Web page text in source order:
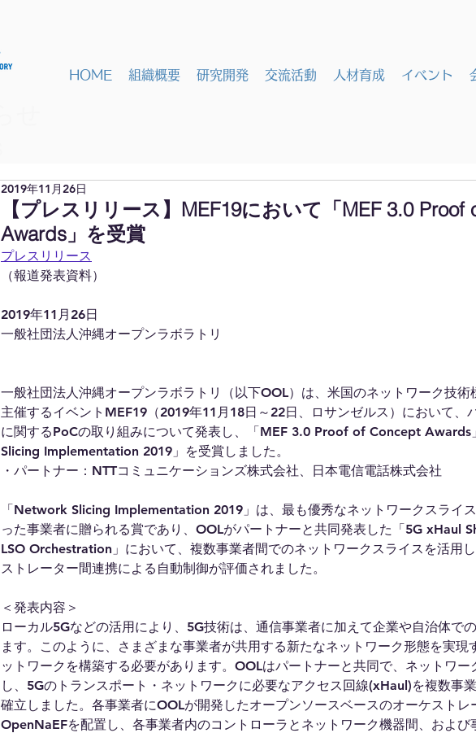
HOME 組織概要 研究開発 交流活動 人材育成 イベント
【プレスリリース】MEF19において「MEF 3.0 Proof
Awards」を受賞
2019年11月26日
プレスリリース
（報道発表資料）
2019年11月26日
一般社団法人沖縄オープンラボラトリ
一般社団法人沖縄オープンラボラトリ（以下OOL）は、米国のネットワーク技
主催するイベントMEF19（2019年11月18日～22日、ロサンゼルス）において、
に関するPoCの取り組みについて発表し、「MEF 3.0 Proof of Concept
Slicing Implementation 2019」を受賞しました。
・パートナー：NTTコミュニケーションズ株式会社、日本電信電話株式会社
「Network Slicing Implementation 2019」は、最も優秀なネットワークスライ
った事業者に贈られる賞であり、OOLがパートナーと共同発表した「5G xHaul
LSO Orchestration」において、複数事業者間でのネットワークスライスを活用
ストレーター間連携による自動制御が評価されました。
＜発表内容＞
ローカル5Gなどの活用により、5G技術は、通信事業者に加えて企業や自治体で
ます。このように、さまざまな事業者が共用する新たなネットワーク形態を実現
ットワークを構築する必要があります。OOLはパートナーと共同で、ネットワー
し、5Gのトランスポート・ネットワークに必要なアクセス回線(xHaul)を複数事
確立しました。各事業者にOOLが開発したオープンソースベースのオーケストレ
OpenNaEFを配置し、各事業者内のコントローラとネットワーク機器間、および